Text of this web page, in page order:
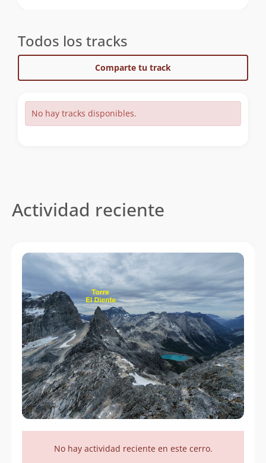
Todos los tracks
Comparte tu track
No hay tracks disponibles.
Actividad reciente
No hay actividad reciente en este cerro.